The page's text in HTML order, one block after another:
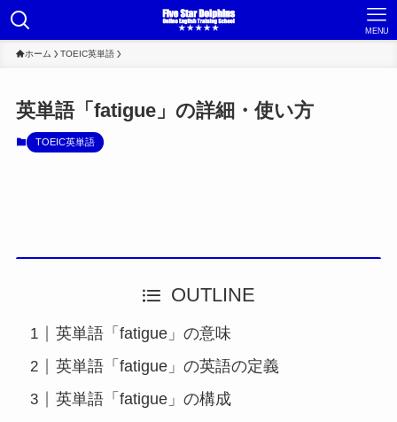
MENU
ホーム TOEIC英単語
英単語「fatigue」の詳細・使い方
TOEIC英単語
OUTLINE
英単語「fatigue」の意味
英単語「fatigue」の英語の定義
英単語「fatigue」の構成